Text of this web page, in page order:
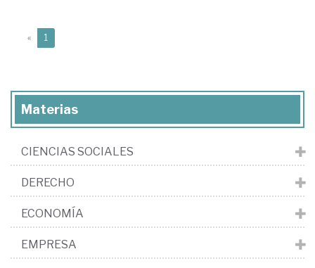
« 1
Materias
CIENCIAS SOCIALES
DERECHO
ECONOMÍA
EMPRESA